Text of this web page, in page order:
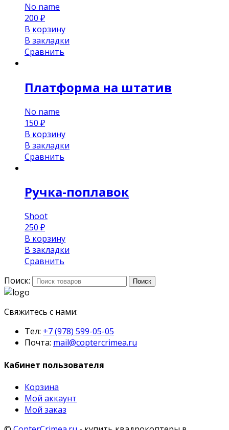
No name
200 ₽
В корзину
В закладки
Сравнить
Платформа на штатив
No name
150 ₽
В корзину
В закладки
Сравнить
Ручка-поплавок
Shoot
250 ₽
В корзину
В закладки
Сравнить
Поиск:
Поиск
Свяжитесь с нами:
Тел: +7 (978) 599-05-05
Почта: mail@coptercrimea.ru
Кабинет пользователя
Корзина
Мой аккаунт
Мой заказ